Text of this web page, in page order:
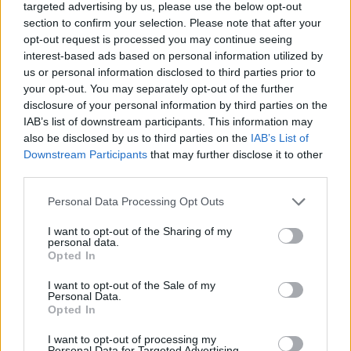
targeted advertising by us, please use the below opt-out
section to confirm your selection. Please note that after your
opt-out request is processed you may continue seeing
interest-based ads based on personal information utilized by
us or personal information disclosed to third parties prior to
your opt-out. You may separately opt-out of the further
disclosure of your personal information by third parties on the
IAB’s list of downstream participants. This information may
also be disclosed by us to third parties on the IAB’s List of
Downstream Participants that may further disclose it to other
Personal Data Processing Opt Outs
I want to opt-out of the Sharing of my
personal data.
Opted In
I want to opt-out of the Sale of my
Personal Data.
Opted In
I want to opt-out of processing my
įmonę kaip priedangos subjektą: už sutartą
atlygį suteikė galimybę naudotis įmonės
rekvizitais, antspaudu, pasirašinėjo
dokumentus, kuriuose buvo įrašyti tikrovės
neatitinkantys duomenys apie transporto
priemonių pirkimą ir pardavimą, nors realią
veiklą vykdė šiauliečio vadovaujama įmonė.
buvo apgaulingai tvarkoma Vilniuje
registruotos įmonės buhalterinė apskaita.
Vilniečiui D. S. pateikti kaltinimai padarius
nusikalstamą veiką, numatytą Baudžiamojo
kodekso 222 str. 1 d., jis anksčiau teistas už